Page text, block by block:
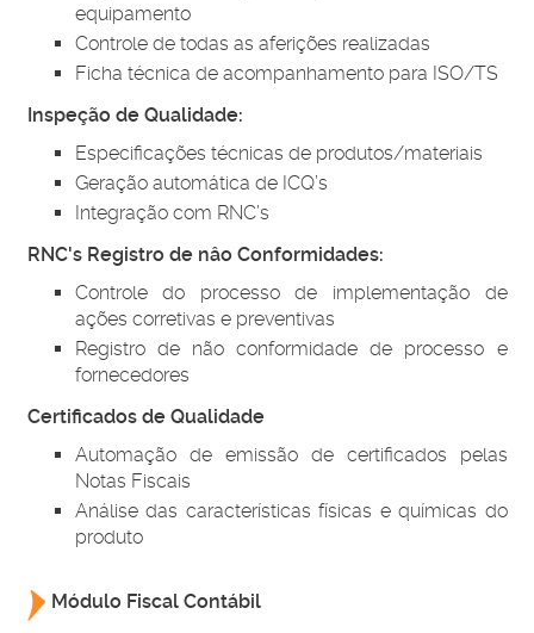
equipamento
Controle de todas as aferições realizadas
Ficha técnica de acompanhamento para ISO/TS
Inspeção de Qualidade:
Especificações técnicas de produtos/materiais
Geração automática de ICQ’s
Integração com RNC’s
RNC's Registro de nâo Conformidades:
Controle do processo de implementação de
ações corretivas e preventivas
Registro de não conformidade de processo e
fornecedores
Certificados de Qualidade
Automação de emissão de certificados pelas
Notas Fiscais
Análise das características físicas e químicas do
produto
Módulo Fiscal Contábil